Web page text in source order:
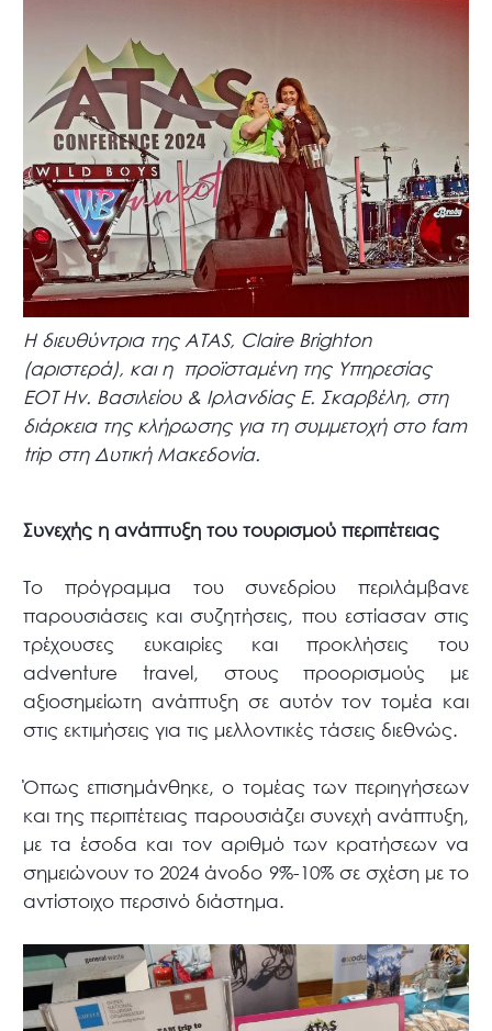
Η διευθύντρια της ATAS, Claire Brighton
(αριστερά), και η προϊσταμένη της Υπηρεσίας
ΕΟΤ Ην. Βασιλείου & Ιρλανδίας Ε. Σκαρβέλη, στη
διάρκεια της κλήρωσης για τη συμμετοχή στο fam
trip στη Δυτική Μακεδονία.
Συνεχής η ανάπτυξη του τουρισμού περιπέτειας
Το πρόγραμμα του συνεδρίου περιλάμβανε
παρουσιάσεις και συζητήσεις, που εστίασαν στις
τρέχουσες ευκαιρίες και προκλήσεις του
adventure travel, στους προορισμούς με
αξιοσημείωτη ανάπτυξη σε αυτόν τον τομέα και
στις εκτιμήσεις για τις μελλοντικές τάσεις διεθνώς.
Όπως επισημάνθηκε, ο τομέας των περιηγήσεων
και της περιπέτειας παρουσιάζει συνεχή ανάπτυξη,
με τα έσοδα και τον αριθμό των κρατήσεων να
σημειώνουν το 2024 άνοδο 9%-10% σε σχέση με το
αντίστοιχο περσινό διάστημα.